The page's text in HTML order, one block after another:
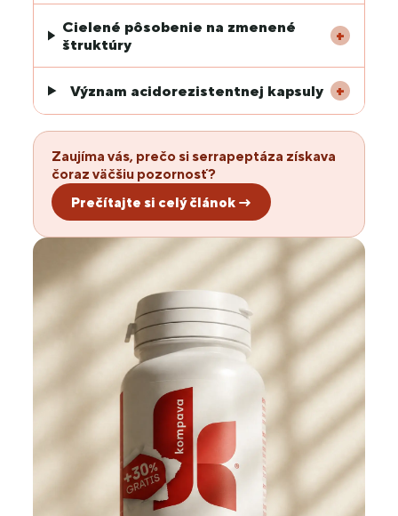
Cielené pôsobenie na zmenené
štruktúry
+
Význam acidorezistentnej kapsuly +
Zaujíma vás, prečo si serrapeptáza získava
čoraz väčšiu pozornosť?
Prečítajte si celý článok →